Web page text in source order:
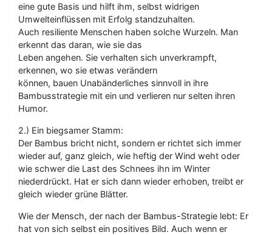
eine gute Basis und hilft ihm, selbst widrigen
Umwelteinflüssen mit Erfolg standzuhalten.
Auch resiliente Menschen haben solche Wurzeln. Man
erkennt das daran, wie sie das
Leben angehen. Sie verhalten sich unverkrampft,
erkennen, wo sie etwas verändern
können, bauen Unabänderliches sinnvoll in ihre
Bambusstrategie mit ein und verlieren nur selten ihren
Humor.
2.) Ein biegsamer Stamm:
Der Bambus bricht nicht, sondern er richtet sich immer
wieder auf, ganz gleich, wie heftig der Wind weht oder
wie schwer die Last des Schnees ihn im Winter
niederdrückt. Hat er sich dann wieder erhoben, treibt er
gleich wieder grüne Blätter.
Wie der Mensch, der nach der Bambus-Strategie lebt: Er
hat von sich selbst ein positives Bild. Auch wenn er